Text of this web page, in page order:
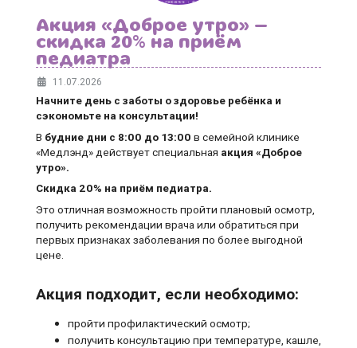
Акция «Доброе утро» —
скидка 20% на приём
педиатра
11.07.2026
Начните день с заботы о здоровье ребёнка и
сэкономьте на консультации!
В будние дни с 8:00 до 13:00 в семейной клинике
«Медлэнд» действует специальная акция «Доброе
утро».
Скидка 20% на приём педиатра.
Это отличная возможность пройти плановый осмотр,
получить рекомендации врача или обратиться при
первых признаках заболевания по более выгодной
цене.
Акция подходит, если необходимо:
пройти профилактический осмотр;
получить консультацию при температуре, кашле,